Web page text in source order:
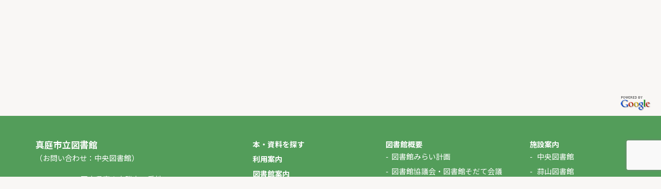
真庭市立図書館
（お問い合わせ：中央図書館）
〒717-0013 岡山県真庭市勝山53番地1
本・資料を探す
利用案内
図書館案内
図書館概要
図書館みらい計画
図書館協議会・図書館そだて会議
施設案内
中央図書館
蒜山図書館